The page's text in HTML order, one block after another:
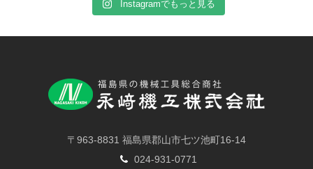
Instagramでもっと見る
〒963-8831 福島県郡山市七ツ池町16-14
024-931-0771